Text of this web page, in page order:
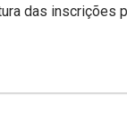
das inscrições